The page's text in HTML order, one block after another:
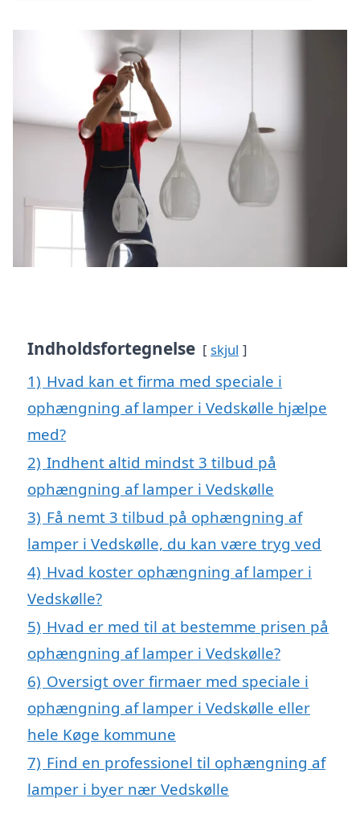
Indholdsfortegnelse skjul
1) Hvad kan et firma med speciale i
ophængning af lamper i Vedskølle hjælpe
med?
2) Indhent altid mindst 3 tilbud på
ophængning af lamper i Vedskølle
3) Få nemt 3 tilbud på ophængning af
lamper i Vedskølle, du kan være tryg ved
4) Hvad koster ophængning af lamper i
Vedskølle?
5) Hvad er med til at bestemme prisen på
ophængning af lamper i Vedskølle?
6) Oversigt over firmaer med speciale i
ophængning af lamper i Vedskølle eller
hele Køge kommune
7) Find en professionel til ophængning af
lamper i byer nær Vedskølle